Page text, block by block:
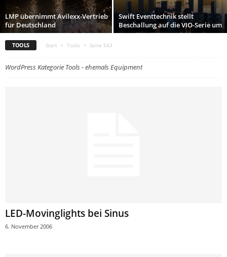
LMP übernimmt Avilexx-Vertrieb
für Deutschland
Swift Eventtechnik stellt
Beschallung auf die VIO-Serie um
TOOLS Start Tools Seite 543
WordPress Kategorie Tools - ehemals Equipment
LED-Movinglights bei Sinus
6. November 2006